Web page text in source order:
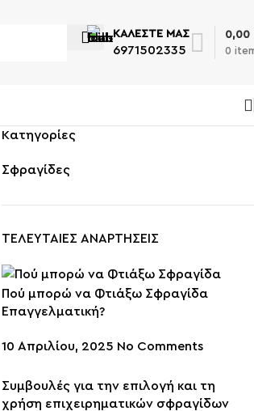
ΚΑΛΕΣΤΕ ΜΑΣ
6971502335 0
0,00
Kατηγορίες
Σφραγίδες
ΤΕΛΕΥΤΑΙΕΣ ΑΝΑΡΤΗΣΕΙΣ
Πού μπορώ να Φτιάξω Σφραγίδα
Επαγγελματική?
10 Απριλίου, 2025 No Comments
Συμβουλές για την επιλογή και τη
χρήση επιχειρηματικών σφραγίδων